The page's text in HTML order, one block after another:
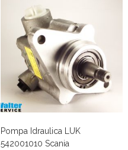
Pompa Idraulica LUK
542001010 Scania